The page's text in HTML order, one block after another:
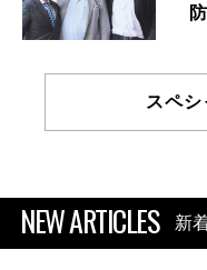
スペ
NEW ARTICLES 新